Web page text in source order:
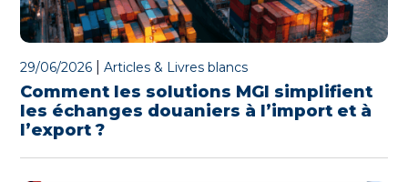
Comment les solutions MGI simplifient
les échanges douaniers à l’import et à
l’export ?
29/06/2026 | Articles & Livres blancs